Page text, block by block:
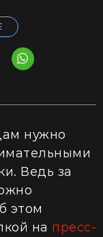
нужно
Ведь за
этом
на пресс-